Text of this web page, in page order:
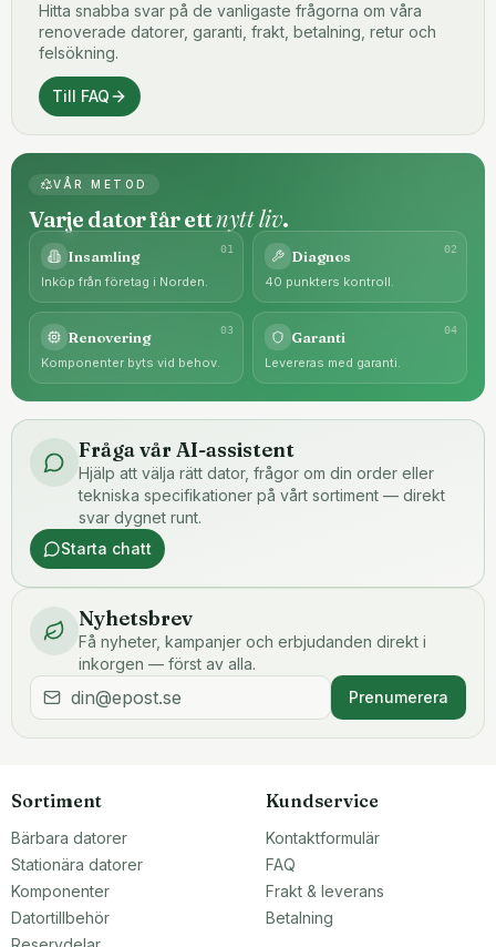
Hitta snabba svar på de vanligaste frågorna om våra
renoverade datorer, garanti, frakt, betalning, retur och
felsökning.
Till FAQ
VÅR METOD
Varje dator får ettnytt liv.
01
Insamling
Inköp från företag i Norden.
02
Diagnos
40 punkters kontroll.
03
Renovering
Komponenter byts vid behov.
04
Garanti
Levereras med garanti.
Fråga vår AI-assistent
Hjälp att välja rätt dator, frågor om din order eller
tekniska specifikationer på vårt sortiment — direkt
svar dygnet runt.
Starta chatt
Nyhetsbrev
Få nyheter, kampanjer och erbjudanden direkt i
inkorgen — först av alla.
Prenumerera
Sortiment
Bärbara datorer
Stationära datorer
Komponenter
Datortillbehör
Kundservice
Kontaktformulär
FAQ
Frakt & leverans
Betalning